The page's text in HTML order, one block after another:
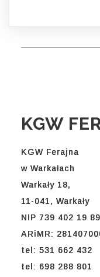
KGW
KGW Ferajna
w Warkałach
Warkały 18,
11-041, Warkały
NIP 739 402 19
ARiMR:
tel: 531 662 432
tel: 698 288 801